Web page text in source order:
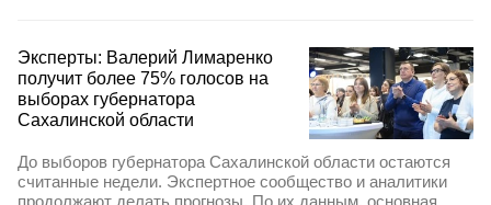
Эксперты: Валерий Лимаренко
получит более 75% голосов на
выборах губернатора
Сахалинской области
До выборов губернатора Сахалинской области остаются
считанные недели. Экспертное сообщество и аналитики
продолжают делать прогнозы. По их данным, основная